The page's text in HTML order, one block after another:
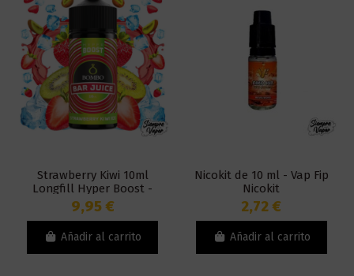
Strawberry Kiwi 10ml
Longfill Hyper Boost -
Bombo Bar Juice
9,95 €
Añadir al carrito
Nicokit de 10 ml - Vap Fip
Nicokit
2,72 €
Añadir al carrito